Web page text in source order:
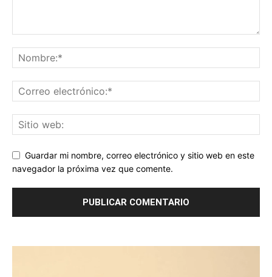
Guardar mi nombre, correo electrónico y sitio web en este
navegador la próxima vez que comente.